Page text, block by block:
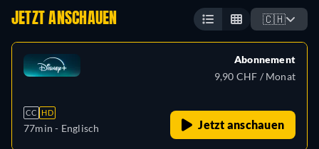
JETZT ANSCHAUEN 🇨🇭
CC HD
77min - Englisch
Abonnement
9,90 CHF / Monat
Jetzt anschauen